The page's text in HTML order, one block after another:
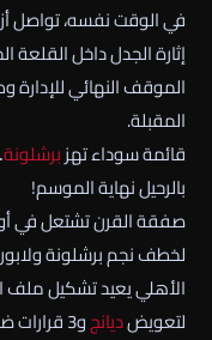
في الوقت نفسه، تواصل
إثارة الجدل داخل
الموقف النهائي للإدارة
المقبلة.
قائمة سوداء تهزبرشلونة
بالرحيل نهاية الموسم!
صفقة القرن تشتعل في
لخطف نجم برشلونة
الأهلي يعيد تشكيل ملف
لتعويضديانجو3 قرارات ضد أدم وطني داخل القلعة الحمراء!